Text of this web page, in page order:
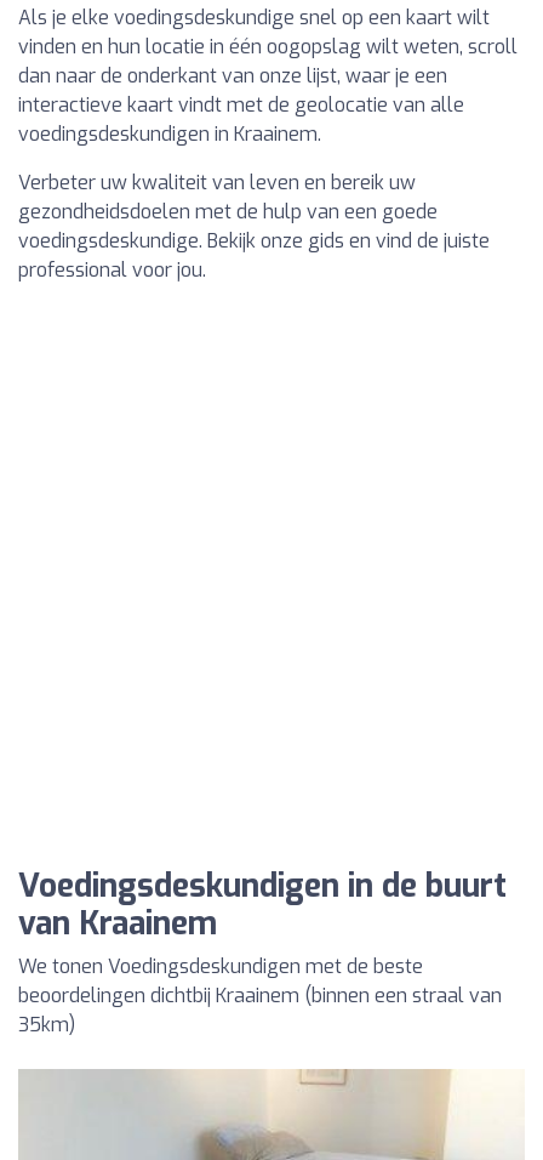
Als je elke voedingsdeskundige snel op een kaart wilt
vinden en hun locatie in één oogopslag wilt weten, scroll
dan naar de onderkant van onze lijst, waar je een
interactieve kaart vindt met de geolocatie van alle
voedingsdeskundigen in Kraainem.
Verbeter uw kwaliteit van leven en bereik uw
gezondheidsdoelen met de hulp van een goede
voedingsdeskundige. Bekijk onze gids en vind de juiste
professional voor jou.
Voedingsdeskundigen in de buurt
van Kraainem
We tonen Voedingsdeskundigen met de beste
beoordelingen dichtbij Kraainem (binnen een straal van
35km)